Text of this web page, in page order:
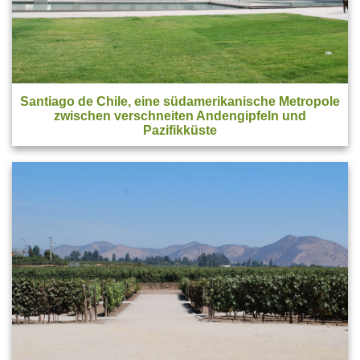
Santiago de Chile, eine südamerikanische Metropole
zwischen verschneiten Andengipfeln und
Pazifikküste